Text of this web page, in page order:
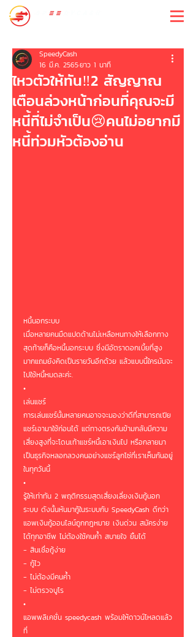
ไหวตัวให้ทัน‼️2 สัญญาณ
เตือนล่วงหน้าก่อนที่คุณจะมี
หนี้ที่ไม่จำเป็น😢คนไม่อยากมี
หนี้ท่วมหัวต้องอ่าน
SpeedyCash
16 มี.ค. 2565ยาว 1 นาที
หนี้นอกระบบ
เมื่อหลายคนมืดแปดด้านไม่เหลือหนทางให้เลือกทาง
สุดท้ายก็คือหนี้นอกระบบ ซึ่งมีอัตราดอกเบี้ยที่สูง
มากแถมยังคิดเป็นรายวันอีกด้วย แล้วแบบนี้ใครมันจะ
ไปใช้หนี้หมดละค่ะ.
•
เล่นแชร์
การเล่นแชร์นั้นหลายคนอาจจะมองว่าดีที่สามารถเปีย
แชร์เอามาใช้ก่อนได้ แต่ทางตรงกันข้ามกลับมีความ
เสี่ยงสูงที่จะโดนเท้าแชร์หนี้เอาเงินไป หรือกลายมา
เป็นธุรกิจหลอกลวงคนอย่างแชร์ลูกโซ่ที่เราเห็นกันอยู่
ในทุกวันนี้
•
รู้ให้เท่าทัน 2 พฤติกรรมสุดเสี่ยงเลี่ยงเงินกู้นอก
ระบบ ดังนั้นหันมากู้ในระบบกับ SpeedyCash ดีกว่า
แอพเงินกู้ออนไลน์ถูกกฎหมาย เงินด่วน สมัครง่าย
ได้ทุกอาชีพ ไม่ต้องใช้คนค้ำ สบายใจ ยิ้มได้
- สินเชื่อกู้ง่าย
- กู้ไว
- ไม่ต้องมีคนค้ำ
- ไม่ตรวจบูโร
•
แอพพลิเคชั่น speedycash พร้อมให้ดาวน์โหลดแล้ว
ที่